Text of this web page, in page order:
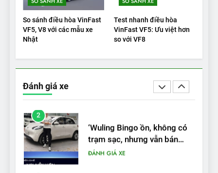
So sánh điều hòa VinFast
VF5, V8 với các mẫu xe
Nhật
Test nhanh điều hòa
VinFast VF5: Ưu việt hơn
so với VF8
Đánh giá xe
Xe tốt nhất để mua năm
2025: Green Car Reports
nêu tên 5 người vào chung
kết – Mỹ
ĐÁNH GIÁ XE
‘Wuling Bingo ồn, không có
trạm sạc, nhưng vẫn bán
3
VinFast VF8 chinh phục Tây
Tạng: ‘Tự hào là đoàn xe
điện Việt Nam đầu tiên lăn
ĐÁNH GIÁ XE